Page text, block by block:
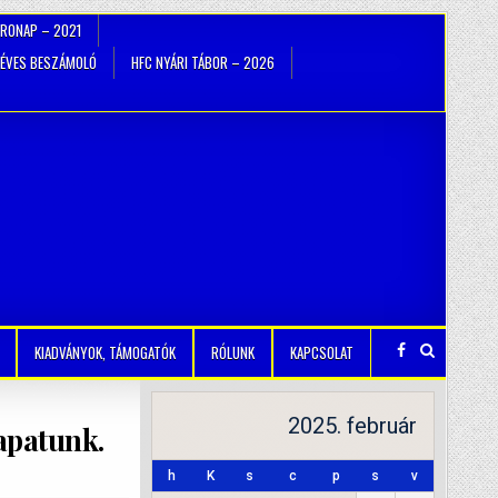
– 2021
ÉVES BESZÁMOLÓ
HFC NYÁRI TÁBOR – 2026
KIADVÁNYOK, TÁMOGATÓK RÓLUNK KAPCSOLAT
2025. február
h K s c p s v